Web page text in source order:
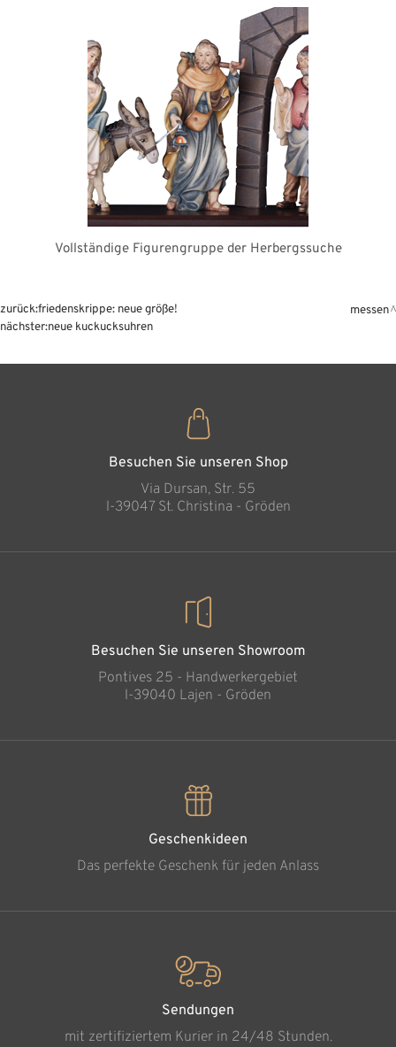
Vollständige Figurengruppe der Herbergssuche
zurück:friedenskrippe: neue größe!
nächster:neue kuckucksuhren
messen
Besuchen Sie unseren Shop
Via Dursan, Str. 55
l-39047 St. Christina - Gröden
Besuchen Sie unseren Showroom
Pontives 25 - Handwerkergebiet
l-39040 Lajen - Gröden
Geschenkideen
Das perfekte Geschenk für jeden Anlass
Sendungen
mit zertifiziertem Kurier in 24/48 Stunden.